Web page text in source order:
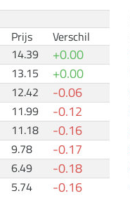
Prijs
Verschil
14.39 +0.00
13.15 +0.00
12.42 -0.06
11.99 -0.12
11.18 -0.16
9.78 -0.17
6.49 -0.18
5.74 -0.16